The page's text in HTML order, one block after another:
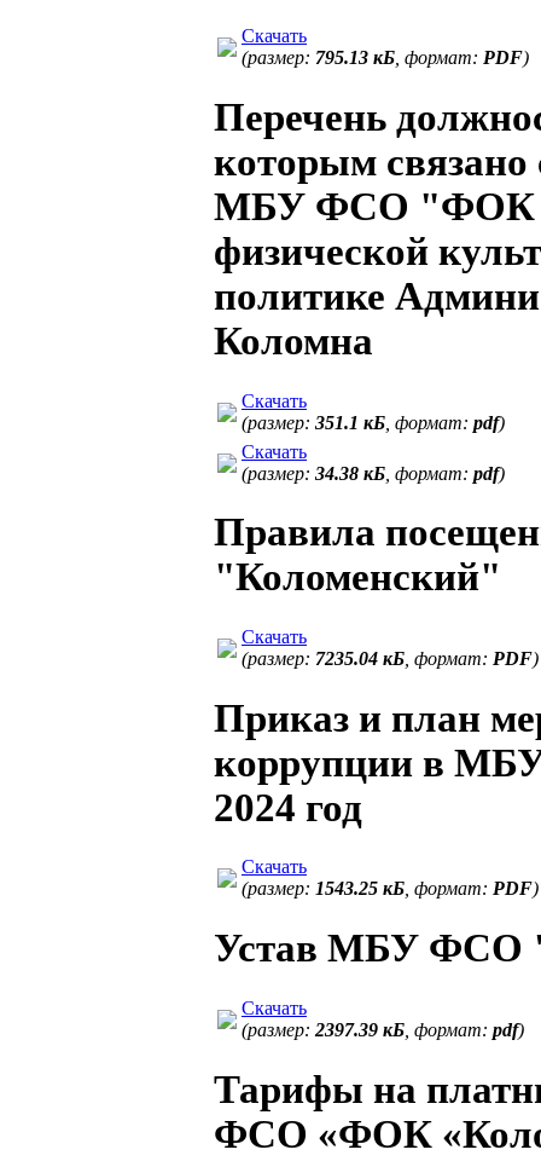
Скачать
(размер: 795.13 кБ , формат: PDF)
Перечень
которым
МБУ ФСО "ФОК
физической
политике
Коломна
Скачать
(размер: 351.1 кБ , формат: pdf)
Скачать
(размер: 34.38 кБ , формат: pdf)
Правила
"Коломенский"
Скачать
(размер: 7235.04 кБ , формат: PDF)
Приказ и план
коррупции в
2024 год
Скачать
(размер: 1543.25 кБ , формат: PDF)
Устав МБУ ФСО
Скачать
(размер: 2397.39 кБ , формат: pdf)
Тарифы на
ФСО «ФОК